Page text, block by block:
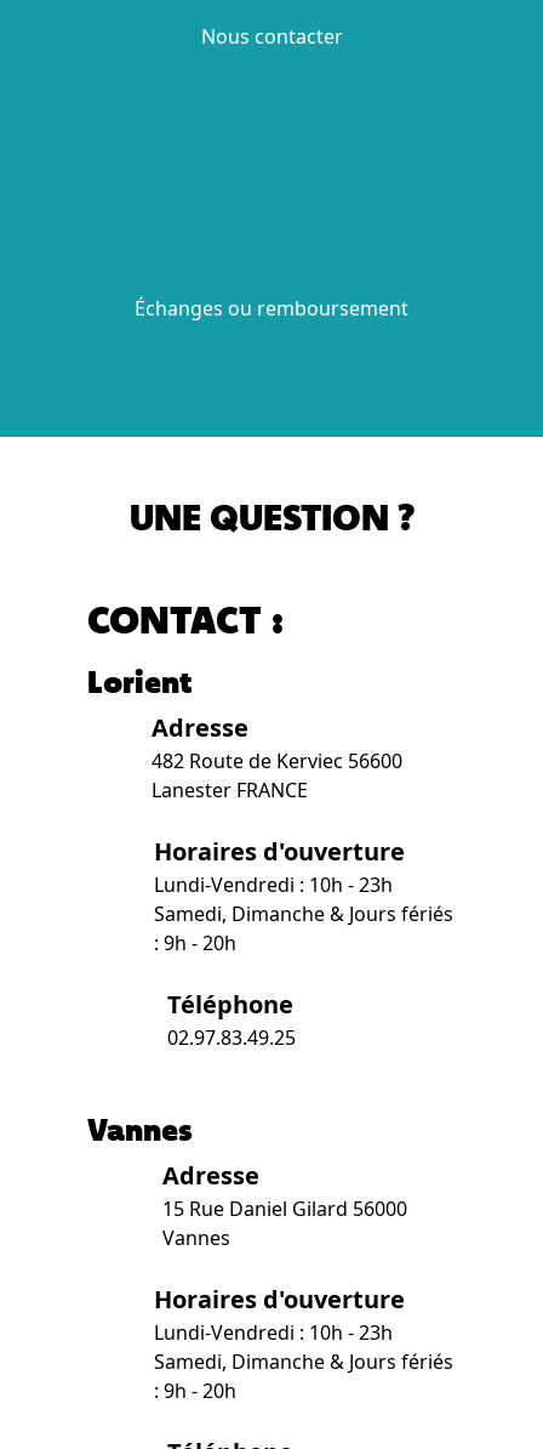
Nous contacter
Échanges ou remboursement
UNE QUESTION ?
CONTACT :
Lorient
Adresse
482 Route de Kerviec 56600
Lanester FRANCE
Horaires d'ouverture
Lundi-Vendredi : 10h - 23h
Samedi, Dimanche & Jours fériés
: 9h - 20h
Téléphone
02.97.83.49.25
Vannes
Adresse
15 Rue Daniel Gilard 56000
Vannes
Horaires d'ouverture
Lundi-Vendredi : 10h - 23h
Samedi, Dimanche & Jours fériés
: 9h - 20h